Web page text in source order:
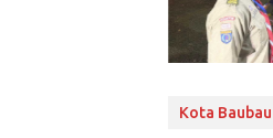
Kota Baubau